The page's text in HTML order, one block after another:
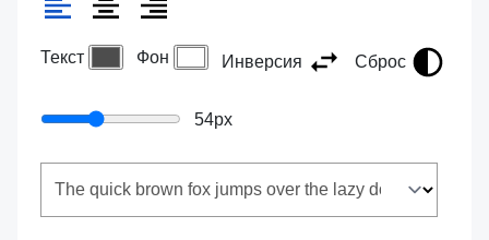
Текст Фон Инверсия Сброс
54px